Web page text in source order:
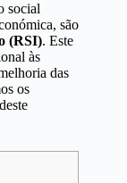
social
são
(RSI). Este
às
das
os